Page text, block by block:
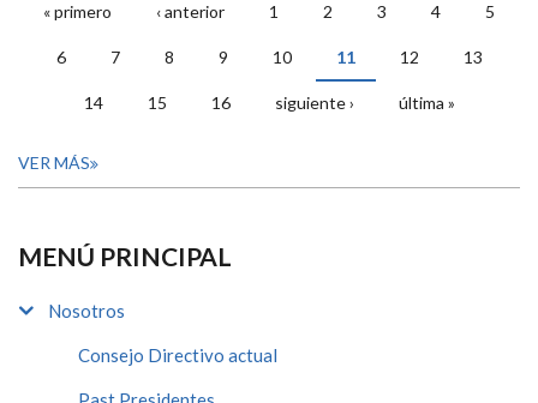
PÁGINAS
« primero ‹ anterior 1 2 3 4 5
6 7 8 9 10 11 12 13
14 15 16 siguiente › última »
VER MÁS
MENÚ PRINCIPAL
Nosotros
Consejo Directivo actual